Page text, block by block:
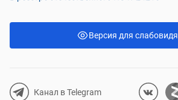
окончания всего курса
Developer буду двигаться в
Канал в Telegram
Версия для